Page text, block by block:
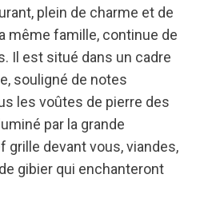
plein de charme et de
même famille, continue de
Il est situé dans un cadre
souligné de notes
les voûtes de pierre des
par la grande
grille devant vous, viandes,
gibier qui enchanteront